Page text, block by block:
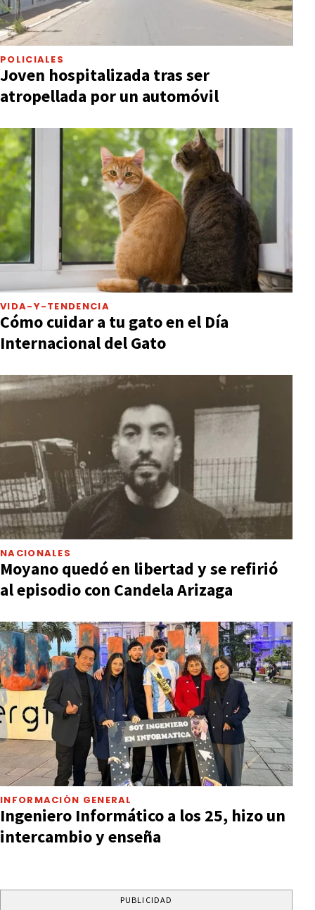
POLICIALES
Joven hospitalizada tras ser
atropellada por un automóvil
VIDA-Y-TENDENCIA
Cómo cuidar a tu gato en el Día
Internacional del Gato
NACIONALES
Moyano quedó en libertad y se refirió
al episodio con Candela Arizaga
INFORMACIÓN GENERAL
Ingeniero Informático a los 25, hizo un
intercambio y enseña
PUBLICIDAD